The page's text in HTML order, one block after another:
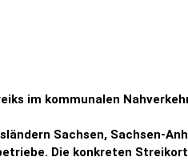
im kommunalen
Sachsen, Sachsen-
Die konkreten